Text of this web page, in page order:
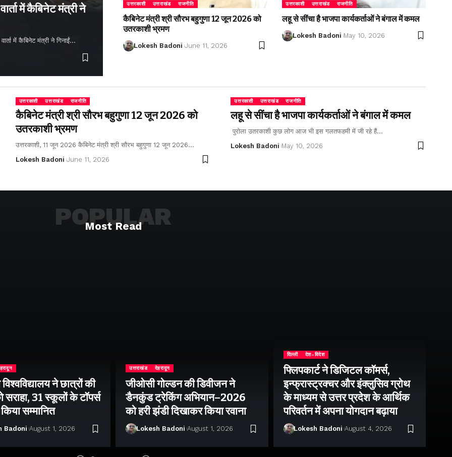
में कैबिनेट मंत्री ने
में कैबिनेट मंत्री ने गिनाईं…
उत्तरकाशी उत्तराखंड राजनीति
कैबिनेट मंत्री श्री सौरभ बहुगुणा 12 जून 2026 को
उतरकाशी भ्रमण
Lokesh Badoni June 11, 2026
उत्तरकाशी उत्तराखंड राजनीति
लहू से सींचा है भाजपा कार्यकर्ताओं ने बंगाल में कमल
Lokesh Badoni May 10, 2026
उत्तरकाशी उत्तराखंड राजनीति
कैबिनेट मंत्री श्री सौरभ बहुगुणा 12 जून 2026 को
उतरकाशी भ्रमण
उत्तरकाशी, 11 जून 2026 कैबिनेट मंत्री श्री सौरभ बहुगुणा 12 जून 2026…
Lokesh Badoni June 11, 2026
उत्तरकाशी उत्तराखंड राजनीति
लहू से सींचा है भाजपा कार्यकर्ताओं ने बंगाल में कमल
पुरोला उतरकाशी कुछ लोग आज भी इस गलतफहमी में जी रहे हैं…
Lokesh Badoni May 10, 2026
Most Read
POPULAR
ने छात्रों की
31 स्कूलों के टॉपर्स
सम्मानित
Badoni August 1, 2026
उत्तराखंड देहरादून
जीओसी गोल्डन की डिवीजन ने
डैनकुंड ट्रेकिंग अभियान–2026
को हरी झंडी दिखाकर किया रवाना
Lokesh Badoni August 1, 2026
दिल्ली देश-विदेश
फ्लिपकार्ट ने डिजिटल कॉमर्स,
इन्फ्रास्ट्रक्चर और इंक्लुसिव ग्रोथ
के माध्यम से उत्तर प्रदेश के आर्थिक
परिवर्तन में अपना योगदान बढ़ाया
Lokesh Badoni August 4, 2026